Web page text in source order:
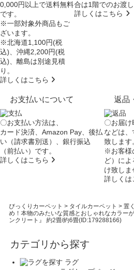
0,000円以上で送料無料
です。
※一部対象外商品もご
ざいます。
※北海道1,100円(税
込)、沖縄2,200円(税
込)、離島は別途見積
り。
詳しくはこちら
合は1階でのお渡し
詳しくはこちら
お支払いについて
〇お支払い方法は、
カード決済、Amazon Pay、後払
い（請求書別送）、銀行振込
（前払い）です。
詳しくはこちら
返品
〇お届
などは、
致します
※お客様
ど）に
け致しま
詳しくは
びっくりカーペット > タイルカーペット > 置
め！本物のみたいな質感とおしゃれなカラー
ンクリート』 約2畳/約6畳(ID:179288166)
カテゴリから探す
ラグ